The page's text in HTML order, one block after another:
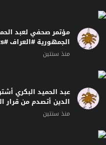
مؤتمر صحفي لعبد
الجمهورية #العراف #shorts
منذ سنتين
عبد الحميد البكري
الدين أتصدم من قرار
منذ سنتين